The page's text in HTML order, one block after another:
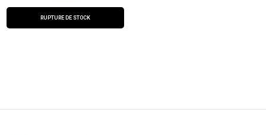
RUPTURE DE STOCK